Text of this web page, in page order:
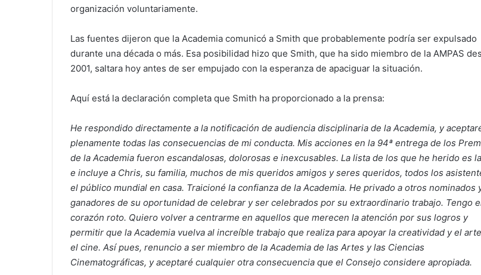
organización voluntariamente.
Las fuentes dijeron que la Academia comunicó a Smith que probablemente podría ser expulsado
durante una década o más. Esa posibilidad hizo que Smith, que ha sido miembro de la AMPAS
2001, saltara hoy antes de ser empujado con la esperanza de apaciguar la situación.
Aquí está la declaración completa que Smith ha proporcionado a la prensa:
He respondido directamente a la notificación de audiencia disciplinaria de la Academia, y
plenamente todas las consecuencias de mi conducta. Mis acciones en la 94ª entrega de los
de la Academia fueron escandalosas, dolorosas e inexcusables. La lista de los que he herido es
e incluye a Chris, su familia, muchos de mis queridos amigos y seres queridos, todos los
el público mundial en casa. Traicioné la confianza de la Academia. He privado a otros nominados
ganadores de su oportunidad de celebrar y ser celebrados por su extraordinario trabajo. Tengo
corazón roto. Quiero volver a centrarme en aquellos que merecen la atención por sus logros y
permitir que la Academia vuelva al increíble trabajo que realiza para apoyar la creatividad y el
el cine. Así pues, renuncio a ser miembro de la Academia de las Artes y las Ciencias
Cinematográficas, y aceptaré cualquier otra consecuencia que el Consejo considere apropiada.